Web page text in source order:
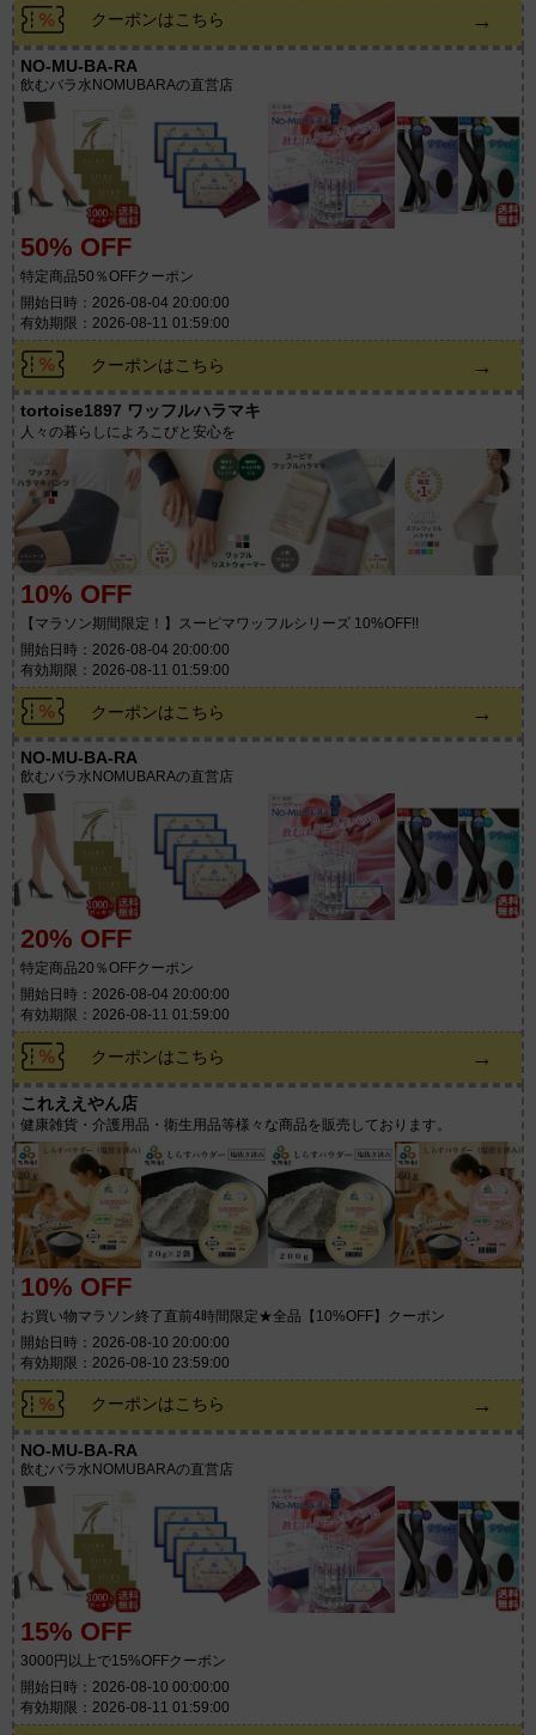
クーポンはこちら →
NO-MU-BA-RA
飲むバラ水NOMUBARAの直営店
50% OFF
特定商品50％OFFクーポン
開始日時：2026-08-04 20:00:00
有効期限：2026-08-11 01:59:00
クーポンはこちら →
tortoise1897 ワッフルハラマキ
人々の暮らしによろこびと安心を
10% OFF
【マラソン期間限定！】スーピマワッフルシリーズ 10%OFF!!
開始日時：2026-08-04 20:00:00
有効期限：2026-08-11 01:59:00
クーポンはこちら →
NO-MU-BA-RA
飲むバラ水NOMUBARAの直営店
20% OFF
特定商品20％OFFクーポン
開始日時：2026-08-04 20:00:00
有効期限：2026-08-11 01:59:00
クーポンはこちら →
これええやん店
健康雑貨・介護用品・衛生用品等様々な商品を販売しております。
10% OFF
お買い物マラソン終了直前4時間限定★全品【10%OFF】クーポン
開始日時：2026-08-10 20:00:00
有効期限：2026-08-10 23:59:00
クーポンはこちら →
NO-MU-BA-RA
飲むバラ水NOMUBARAの直営店
15% OFF
3000円以上で15%OFFクーポン
開始日時：2026-08-10 00:00:00
有効期限：2026-08-11 01:59:00